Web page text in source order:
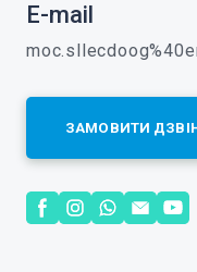
E-mail
ЗАМОВИТИ